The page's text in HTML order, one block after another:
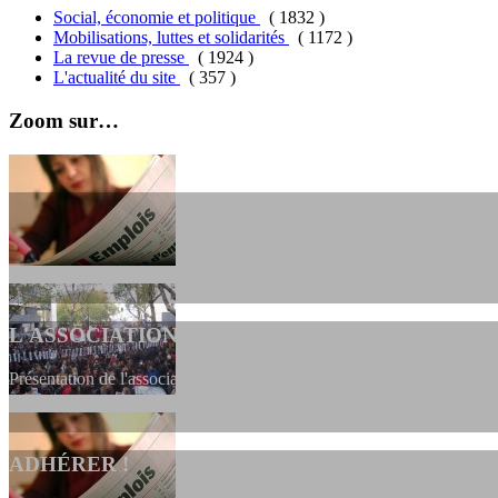
Social, économie et politique
( 1832 )
Mobilisations, luttes et solidarités
( 1172 )
La revue de presse
( 1924 )
L'actualité du site
( 357 )
Zoom sur…
L'ASSOCIATION
Présentation de l'association et de sa charte qui encadre nos actions et
ADHÉRER !